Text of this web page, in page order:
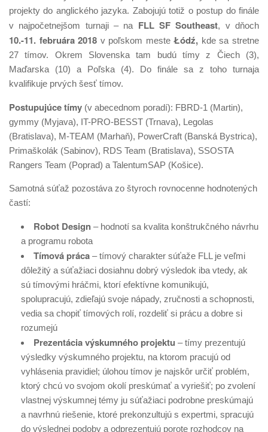
projekty do anglického jazyka. Zabojujú totiž o postup do finále
v najpočetnejšom turnaji – na FLL SF Southeast, v dňoch
10.-11. februára 2018 v poľskom mesteŁódź, kde sa stretne
27 tímov. Okrem Slovenska tam budú tímy z Čiech (3),
Maďarska (10) a Poľska (4). Do finále sa z toho turnaja
kvalifikuje prvých šesť tímov.
Postupujúce tímy (v abecednom poradí): FBRD-1 (Martin),
gymmy (Myjava), IT-PRO-BESST (Trnava), Legolas
(Bratislava), M-TEAM (Marhaň), PowerCraft (Banská Bystrica),
Primaškolák (Sabinov), RDS Team (Bratislava), SSOSTA
Rangers Team (Poprad) a TalentumSAP (Košice).
Samotná súťaž pozostáva zo štyroch rovnocenne hodnotených
častí:
Robot Design – hodnotí sa kvalita konštrukčného návrhu
a programu robota
Tímová práca – tímový charakter súťaže FLL je veľmi
dôležitý a súťažiaci dosiahnu dobrý výsledok iba vtedy, ak
sú tímovými hráčmi, ktorí efektívne komunikujú,
spolupracujú, zdieľajú svoje nápady, zručnosti a schopnosti,
vedia sa chopiť tímových rolí, rozdeliť si prácu a dobre si
rozumejú
Prezentácia výskumného projektu – tímy prezentujú
výsledky výskumného projektu, na ktorom pracujú od
vyhlásenia pravidiel; úlohou tímov je najskôr určiť problém,
ktorý chcú vo svojom okolí preskúmať a vyriešiť; po zvolení
vlastnej výskumnej témy ju súťažiaci podrobne preskúmajú
a navrhnú riešenie, ktoré prekonzultujú s expertmi, spracujú
do výslednej podoby a odprezentujú porote rozhodcov na